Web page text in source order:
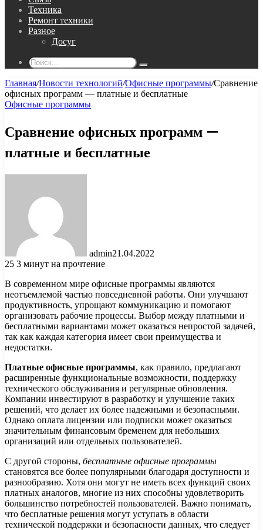
Техника
Ремонт техники
Разное
Досуг
Поиск...
Главная/Новости технологий/Офисные программы/Сравнение
офисных программ — платные и бесплатные
Офисные программы
Сравнение офисных программ —
платные и бесплатные
admin21.04.2022
25 3 минут на прочтение
В современном мире офисные программы являются
неотъемлемой частью повседневной работы. Они улучшают
продуктивность, упрощают коммуникацию и помогают
организовать рабочие процессы. Выбор между платными и
бесплатными вариантами может оказаться непростой задачей,
так как каждая категория имеет свои преимущества и
недостатки.
Платные офисные программы, как правило, предлагают
расширенные функциональные возможности, поддержку
технического обслуживания и регулярные обновления.
Компании инвестируют в разработку и улучшение таких
решений, что делает их более надежными и безопасными.
Однако оплата лицензии или подписки может оказаться
значительным финансовым бременем для небольших
организаций или отдельных пользователей.
С другой стороны, бесплатные офисные программы
становятся все более популярными благодаря доступности и
разнообразию. Хотя они могут не иметь всех функций своих
платных аналогов, многие из них способны удовлетворить
большинство потребностей пользователей. Важно понимать,
что бесплатные решения могут уступать в области
технической поддержки и безопасности данных, что следует